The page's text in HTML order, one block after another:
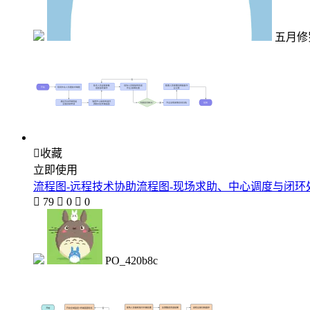
五月修
收藏
立即使用
流程图-远程技术协助流程图-现场求助、中心调度与闭环
 79  0  0
PO_420b8c